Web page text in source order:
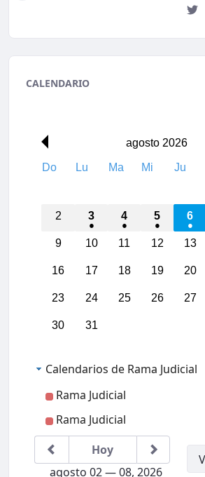
CALENDARIO
agosto 2026
Do Lu Ma Mi Ju
2 3 4 5 6
9 10 11 12 13
16 17 18 19 20
23 24 25 26 27
30 31
Calendarios de Rama Judicial
Rama Judicial
Rama Judicial
Hoy
agosto 02 — 08, 2026
01:00
04:00
08:00
greso
Jurisdi